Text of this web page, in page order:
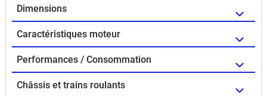
Dimensions
Caractéristiques moteur
Performances / Consommation
Châssis et trains roulants